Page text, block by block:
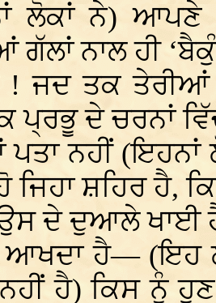
ਲੋਕਾਂ ਨੇ) ਆਪਣੇ
ਗੱਲਾਂ ਨਾਲ ਹੀ
! ਜਦ ਤਕ
ਪ੍ਰਭੂ ਦੇ ਚਰਨਾਂ
ਪਤਾ ਨਹੀਂ (ਇਹਨਾਂ
ਜਿਹਾ ਸ਼ਹਿਰ ਹੈ,
ਉਸ ਦੇ ਦੁਆਲੇ ਖਾਈ
ਆਖਦਾ ਹੈ— (ਇਹ
ਹੈ) ਕਿਸ ਨੂੰ